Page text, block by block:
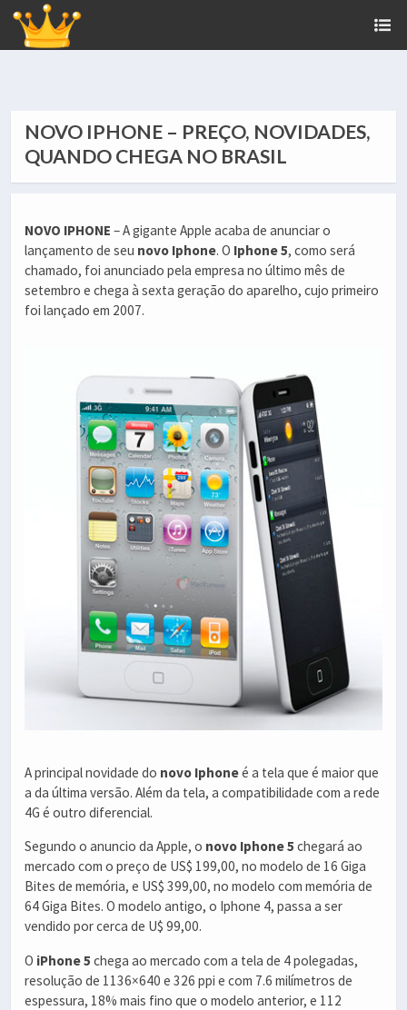
NOVO IPHONE – PREÇO, NOVIDADES,
QUANDO CHEGA NO BRASIL
NOVO IPHONE – A gigante Apple acaba de anunciar o
lançamento de seu novo Iphone. O Iphone 5, como será
chamado, foi anunciado pela empresa no último mês de
setembro e chega à sexta geração do aparelho, cujo primeiro
foi lançado em 2007.
A principal novidade do novo Iphoneé a tela que é maior que
a da última versão. Além da tela, a compatibilidade com a rede
4G é outro diferencial.
Segundo o anuncio da Apple, o novo Iphone 5 chegará ao
mercado com o preço de US$ 199,00, no modelo de 16 Giga
Bites de memória, e US$ 399,00, no modelo com memória de
64 Giga Bites. O modelo antigo, o Iphone 4, passa a ser
vendido por cerca de U$ 99,00.
O iPhone 5 chega ao mercado com a tela de 4 polegadas,
resolução de 1136×640 e 326 ppi e com 7.6 milímetros de
espessura, 18% mais fino que o modelo anterior, e 112